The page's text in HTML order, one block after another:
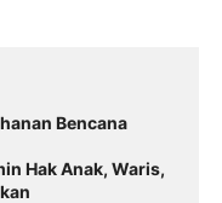
Bencana
Hak Anak, Waris,